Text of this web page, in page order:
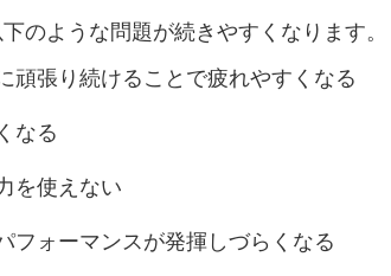
のような問題が続きやすくなります。
頑張り続けることで疲れやすくなる
なる
を使えない
フォーマンスが発揮しづらくなる